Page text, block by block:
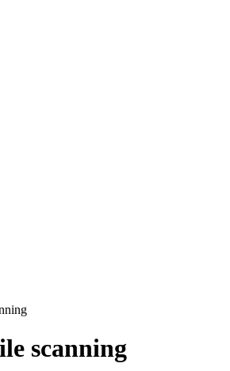
scanning